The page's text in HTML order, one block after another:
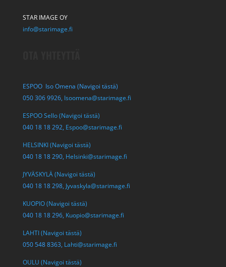
STAR IMAGE OY
info@starimage.fi
ESPOO Iso Omena (Navigoi tästä)
050 306 9926, Isoomena@starimage.fi
ESPOO Sello (Navigoi tästä)
040 18 18 292, Espoo@starimage.fi
HELSINKI (Navigoi tästä)
040 18 18 290, Helsinki@starimage.fi
JYVÄSKYLÄ (Navigoi tästä)
040 18 18 298, Jyvaskyla@starimage.fi
KUOPIO (Navigoi tästä)
040 18 18 296, Kuopio@starimage.fi
LAHTI (Navigoi tästä)
050 548 8363, Lahti@starimage.fi
OULU (Navigoi tästä)